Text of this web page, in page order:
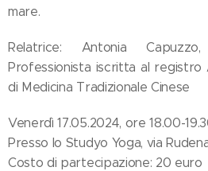
mare.
Relatrice: Antonia
Professionista iscritta al registro
di Medicina Tradizionale Cinese
Venerdì 17.05.2024, ore 18.00-
Presso lo Studyo Yoga, via
Costo di partecipazione: 20 euro